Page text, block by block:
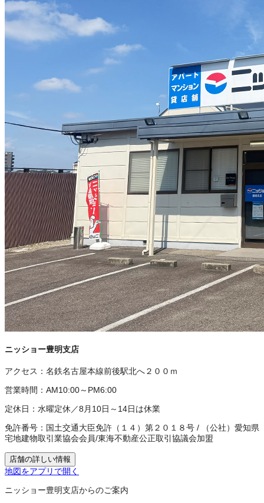
ニッショー豊明支店
アクセス： 名鉄名古屋本線前後駅北へ２００ｍ
営業時間： AM10:00～PM6:00
定休日： 水曜定休／8月10日～14日は休業
免許番号： 国土交通大臣免許（１４）第２０１８号 /
（公社）愛知県
宅地建物取引業協会会員/東海不動産公正取引協議会加盟
店舗の詳しい情報
地図をアプリで開く
ニッショー豊明支店からのご案内